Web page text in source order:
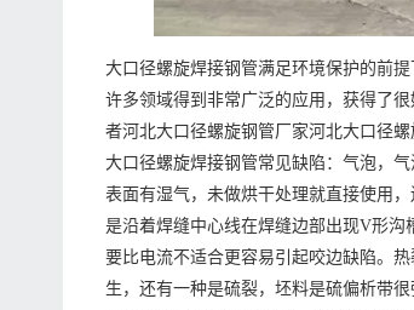
大口径螺旋焊接钢管满足环境保护的前
许多领域得到非常广泛的应用，获得了
者河北大口径螺旋钢管厂家河北大口径
大口径螺旋焊接钢管常见缺陷：气泡，
表面有湿气，未做烘干处理就直接使用
是沿着焊缝中心线在焊缝边部出现V形
要比电流不适合更容易引起咬边缺陷。
生，还有一种是硫裂，坯料是硫偏析带